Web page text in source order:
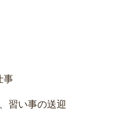
事
習い事の送迎